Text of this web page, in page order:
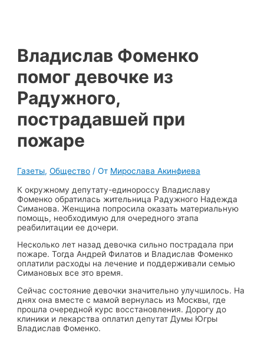
Владислав Фоменко
помог девочке из
Радужного,
пострадавшей при
пожаре
Газеты,Общество / От Мирослава Акинфиева
К окружному депутату-единороссу Владиславу
Фоменко обратилась жительница Радужного Надежда
Симанова. Женщина попросила оказать материальную
помощь, необходимую для очередного этапа
реабилитации ее дочери.
Несколько лет назад девочка сильно пострадала при
пожаре. Тогда Андрей Филатов и Владислав Фоменко
оплатили расходы на лечение и поддерживали семью
Симановых все это время.
Сейчас состояние девочки значительно улучшилось. На
днях она вместе с мамой вернулась из Москвы, где
прошла очередной курс восстановления. Дорогу до
клиники и лекарства оплатил депутат Думы Югры
Владислав Фоменко.